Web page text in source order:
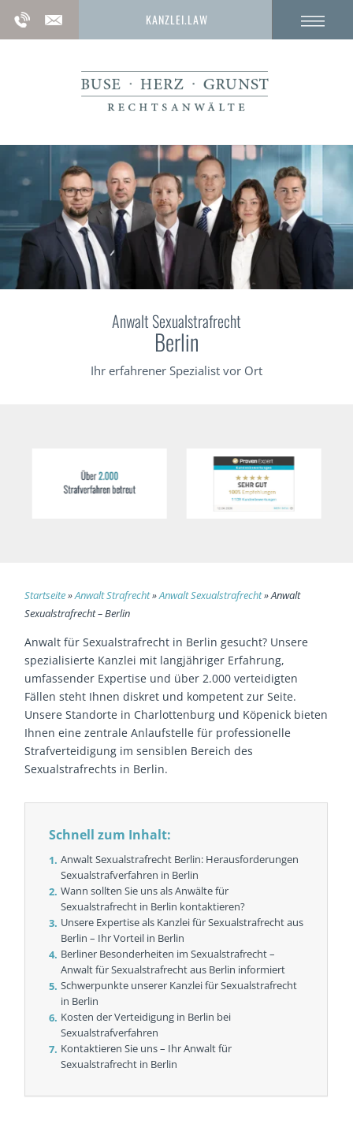
KANZLEI.LAW
Anwalt Sexualstrafrecht
Berlin
Ihr erfahrener Spezialist vor Ort
Startseite»Anwalt Strafrecht»Anwalt Sexualstrafrecht»Anwalt
Sexualstrafrecht – Berlin
Anwalt für Sexualstrafrecht in Berlin gesucht? Unsere
spezialisierte Kanzlei mit langjähriger Erfahrung,
umfassender Expertise und über 2.000 verteidigten
Fällen steht Ihnen diskret und kompetent zur Seite.
Unsere Standorte in Charlottenburg und Köpenick bieten
Ihnen eine zentrale Anlaufstelle für professionelle
Strafverteidigung im sensiblen Bereich des
Sexualstrafrechts in Berlin.
Schnell zum Inhalt:
Anwalt Sexualstrafrecht Berlin: Herausforderungen
Sexualstrafverfahren in Berlin
Wann sollten Sie uns als Anwälte für
Sexualstrafrecht in Berlin kontaktieren?
Unsere Expertise als Kanzlei für Sexualstrafrecht aus
Berlin – Ihr Vorteil in Berlin
Berliner Besonderheiten im Sexualstrafrecht –
Anwalt für Sexualstrafrecht aus Berlin informiert
Schwerpunkte unserer Kanzlei für Sexualstrafrecht
in Berlin
Kosten der Verteidigung in Berlin bei
Sexualstrafverfahren
Kontaktieren Sie uns – Ihr Anwalt für
Sexualstrafrecht in Berlin